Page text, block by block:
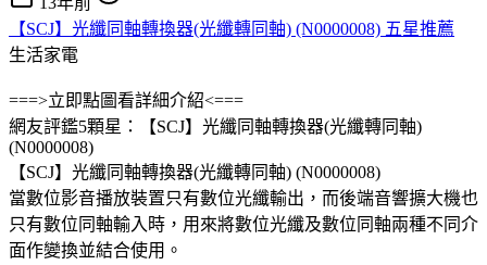
【SCJ】光纖同軸轉換器(光纖轉同軸) (N0000008) 五星推薦
生活家電
===>立即點圖看詳細介紹<===
網友評鑑5顆星：【SCJ】光纖同軸轉換器(光纖轉同軸)
(N0000008)
【SCJ】光纖同軸轉換器(光纖轉同軸) (N0000008)
當數位影音播放裝置只有數位光纖輸出，而後端音響擴大機也
只有數位同軸輸入時，用來將數位光纖及數位同軸兩種不同介
面作變換並結合使用。